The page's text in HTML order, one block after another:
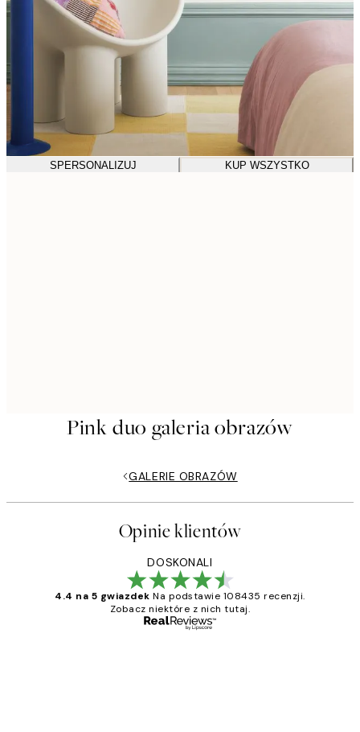
SPERSONALIZUJ KUP WSZYSTKO
Pink duo galeria obrazów
GALERIE OBRAZÓW
Opinie klientów
DOSKONALI
4.4 na 5 gwiazdek Na podstawie 108435 recenzji.
Zobacz niektóre z nich tutaj.